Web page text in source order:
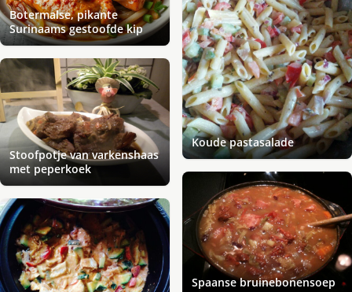
Botermalse, pikante
Surinaams gestoofde kip
Koude pastasalade
Stoofpotje van varkenshaas
met peperkoek
Spaanse bruinebonensoep